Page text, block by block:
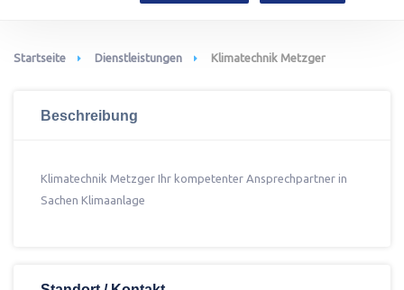
Startseite Dienstleistungen Klimatechnik Metzger
Beschreibung
Klimatechnik Metzger Ihr kompetenter Ansprechpartner in
Sachen Klimaanlage